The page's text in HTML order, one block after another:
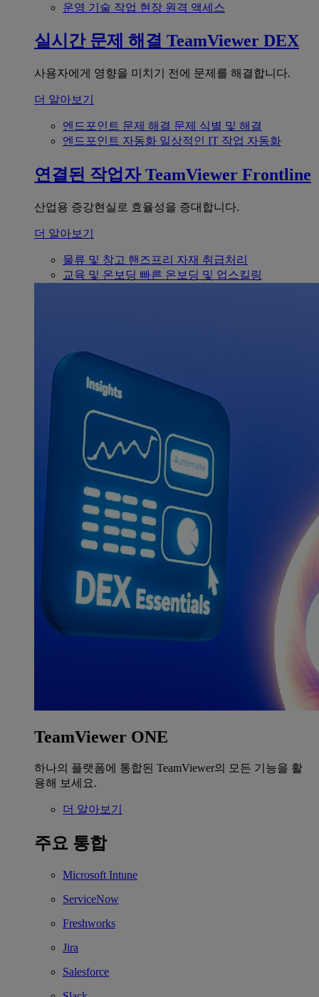
운영 기술 작업 현장 원격 액세스
실시간 문제 해결 TeamViewer DEX
사용자에게 영향을 미치기 전에 문제를 해결합니다.
더 알아보기
엔드포인트 문제 해결 문제 식별 및 해결
엔드포인트 자동화 일상적인 IT 작업 자동화
연결된 작업자 TeamViewer Frontline
산업용 증강현실로 효율성을 증대합니다.
더 알아보기
물류 및 창고 핸즈프리 자재 취급처리
교육 및 온보딩 빠른 온보딩 및 업스킬링
TeamViewer ONE
하나의 플랫폼에 통합된 TeamViewer의 모든 기능을 활
용해 보세요.
더 알아보기
주요 통합
Microsoft Intune
ServiceNow
Freshworks
Jira
Salesforce